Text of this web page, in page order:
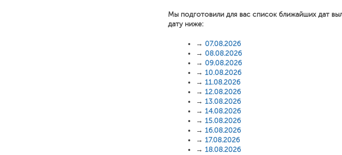
Мы подготовили для вас список ближайших дат
дату ниже:
→ 07.08.2026
→ 08.08.2026
→ 09.08.2026
→ 10.08.2026
→ 11.08.2026
→ 12.08.2026
→ 13.08.2026
→ 14.08.2026
→ 15.08.2026
→ 16.08.2026
→ 17.08.2026
→ 18.08.2026